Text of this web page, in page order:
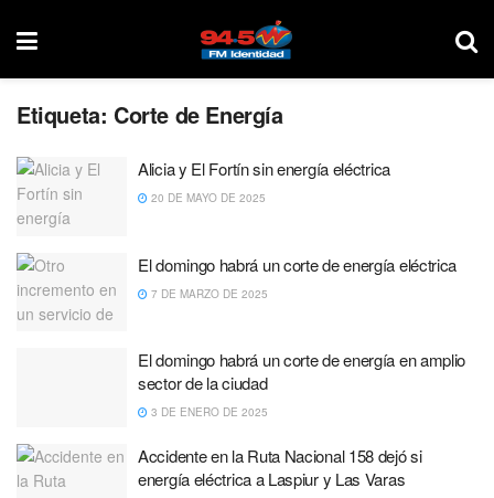
Etiqueta: Corte de Energía
Alicia y El Fortín sin energía eléctrica
20 DE MAYO DE 2025
El domingo habrá un corte de energía eléctrica
7 DE MARZO DE 2025
El domingo habrá un corte de energía en amplio
sector de la ciudad
3 DE ENERO DE 2025
Accidente en la Ruta Nacional 158 dejó si
energía eléctrica a Laspiur y Las Varas